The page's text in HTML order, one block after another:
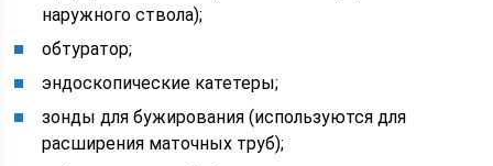
наружного ствола);
обтуратор;
эндоскопические катетеры;
зонды для бужирования (используются для
расширения маточных труб);